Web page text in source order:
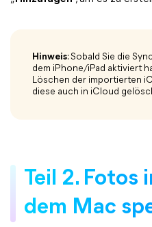
Hinweis: Sobald Sie die
dem iPhone/iPad aktiviert
Löschen der importierten
diese auch in iCloud
Teil 2. Fotos
dem Mac